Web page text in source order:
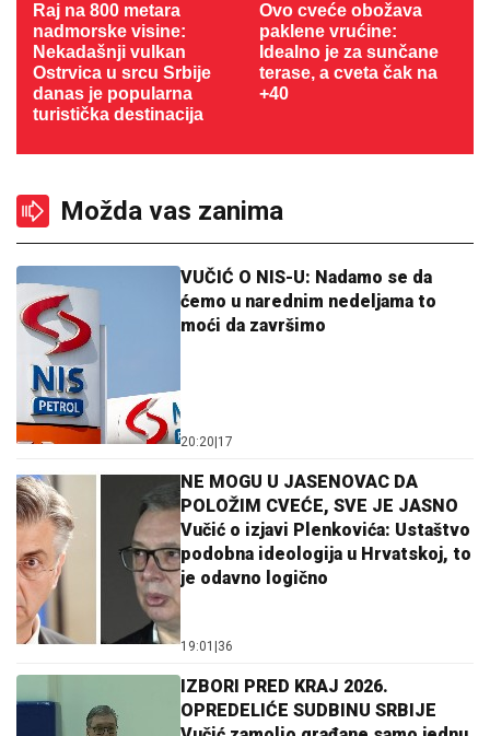
Raj na 800 metara
nadmorske visine:
Nekadašnji vulkan
Ostrvica u srcu Srbije
danas je popularna
turistička destinacija
Ovo cveće obožava
paklene vrućine:
Idealno je za sunčane
terase, a cveta čak na
+40
Možda vas zanima
VUČIĆ O NIS-U: Nadamo se da
ćemo u narednim nedeljama to
moći da završimo
20:20 17
NE MOGU U JASENOVAC DA
POLOŽIM CVEĆE, SVE JE JASNO
Vučić o izjavi Plenkovića: Ustaštvo
podobna ideologija u Hrvatskoj, to
je odavno logično
19:01 36
IZBORI PRED KRAJ 2026.
OPREDELIĆE SUDBINU SRBIJE